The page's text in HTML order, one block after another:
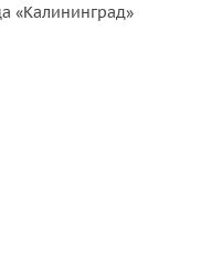
выдающееся
«Калининград»